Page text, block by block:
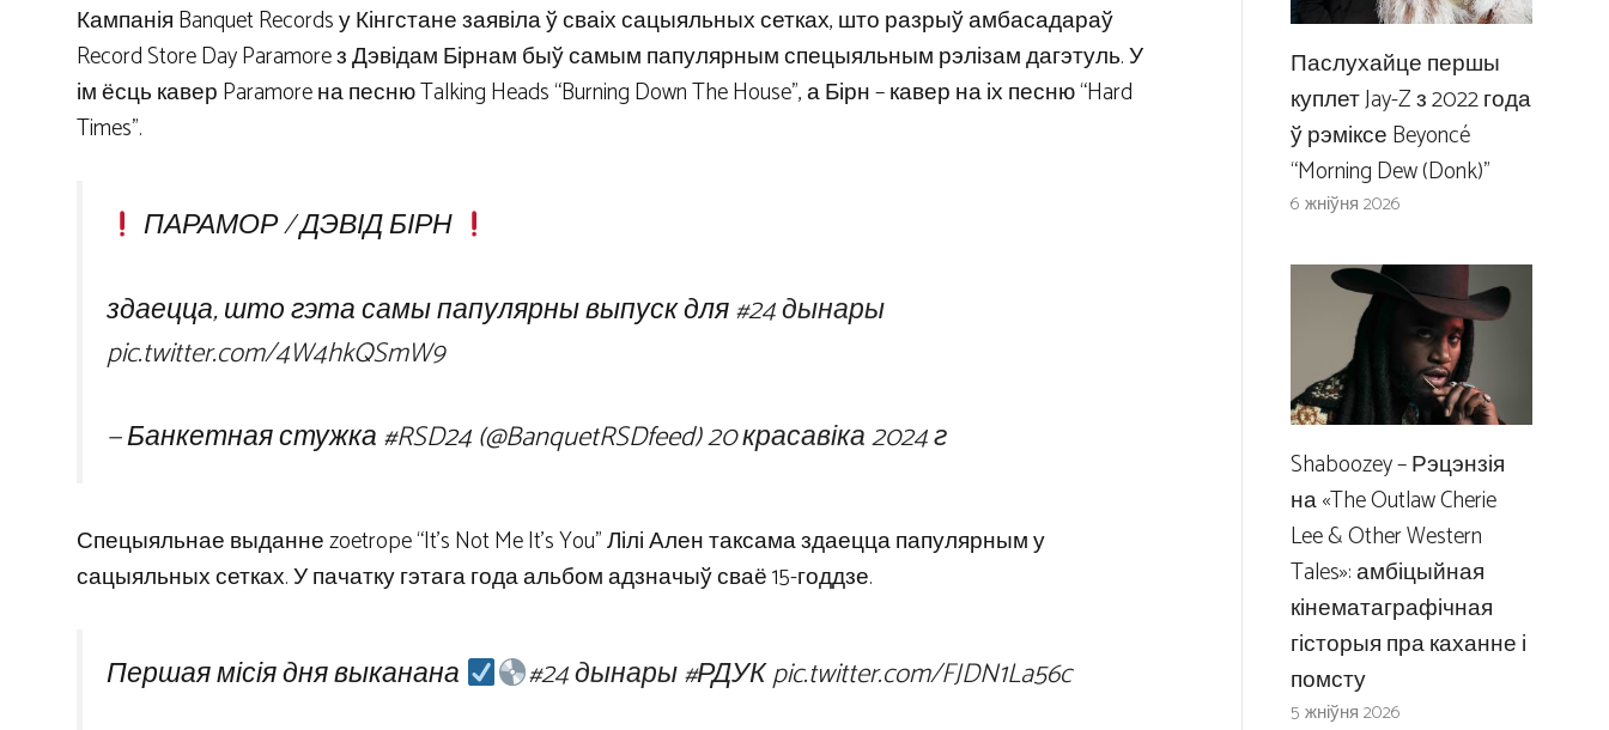
Кампанія Banquet Records у Кінгстане заявіла ў сваіх сацыяльных сетках, што разрыў амбасадараў
Record Store Day Paramore з Дэвідам Бірнам быў самым папулярным спецыяльным рэлізам дагэтуль. У
ім ёсць кавер Paramore на песню Talking Heads “Burning Down The House”, а Бірн – кавер на іх песню “Hard
Times”.
ПАРАМОР / ДЭВІД БІРН
здаецца, што гэта самы папулярны выпуск для#24 дынары
pic.twitter.com/4W4hkQSmW9
— Банкетная стужка #RSD24 (@BanquetRSDfeed)20 красавіка 2024 г
Спецыяльнае выданне zoetrope “It's Not Me It's You” Лілі Ален таксама здаецца папулярным у
сацыяльных сетках. У пачатку гэтага года альбом адзначыў сваё 15-годдзе.
Першая місія дня выканана #24 дынары#РДУКpic.twitter.com/FJDN1La56c
Паслухайце першы
куплет Jay-Z з 2022 года
ў рэміксе Beyoncé
“Morning Dew (Donk)”
6 жніўня 2026
Shaboozey – Рэцэнзія
на «The Outlaw Cherie
Lee & Other Western
Tales»: амбіцыйная
кінематаграфічная
гісторыя пра каханне і
помсту
5 жніўня 2026